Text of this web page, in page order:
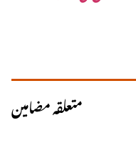
متعلقہ مضامین